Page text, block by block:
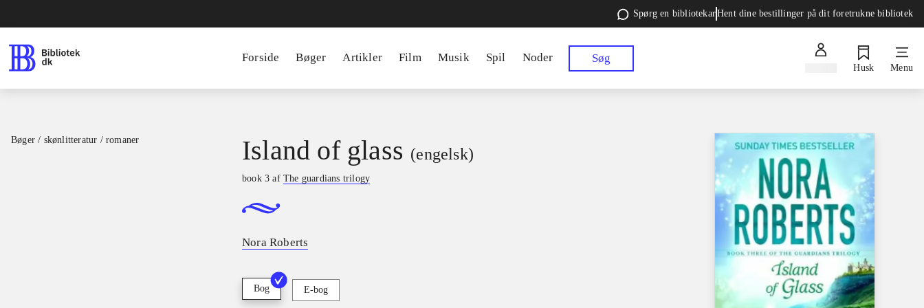
Spørg en bibliotekarHent dine bestillinger på dit foretrukne bibliotek
Forside Bøger Artikler Film Musik Spil Noder Søg
Husk Menu
Bøger / skønlitteratur / romaner Island of glass (engelsk)
book 3 afThe guardians trilogy
Nora Roberts
Bog E-bog